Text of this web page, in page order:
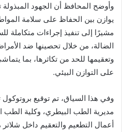
وأوضح المحافظ أن الجهود
يوازن بين الحفاظ على سلامة
مشيرًا إلى تنفيذ إجراءات متكاملة
الضالة، من خلال تحصينها ضد
وتعقيمها للحد من تكاثرها، بما
على التوازن البيئي.
وفي هذا السياق، تم توقيع
مديرية الطب البيطري، وكلية الطب
أعمال التطعيم والتعقيم داخل